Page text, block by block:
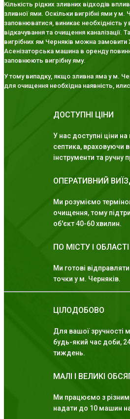
Кількість рідких зливних відходів
зливної ями. Оскільки вигрібні ями у м.
заповнюватися, виникає необхідність у
відкачування та очищення каналізації.
вигрібних ям Черняків можна замовити
Асенізаторська машина в оренду
заповнюють вигрібну яму.
У тому випадку, якщо зливна яма у м.
для очищення необхідна наявність,
ДОСТУПНІ ЦІНИ
У нас доступні ціни
септика, враховуючи
інструменти та ручну
ОПЕРАТИВНИЙ
Ми розуміємо
очищення, тому
об'єкт 40-60 хвилин.
ПО МІСТУ І ОБЛАСТІ
Ми готові
точки у м. Черняків.
ЦІЛОДОБОВО
Для вашої зручності
будь-який час доби,
тиждень.
МАЛІ І ВЕЛИКІ
Ми працюємо з
надати до 10 машин